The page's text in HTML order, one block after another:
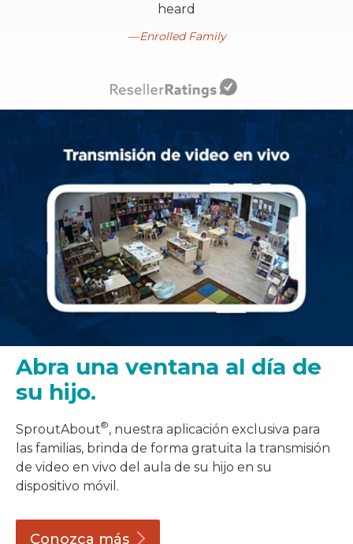
heard
Enrolled Family
Abra una ventana al día de
su hijo.
SproutAbout®, nuestra aplicación exclusiva para
las familias, brinda de forma gratuita la transmisión
de video en vivo del aula de su hijo en su
dispositivo móvil.
Conozca más